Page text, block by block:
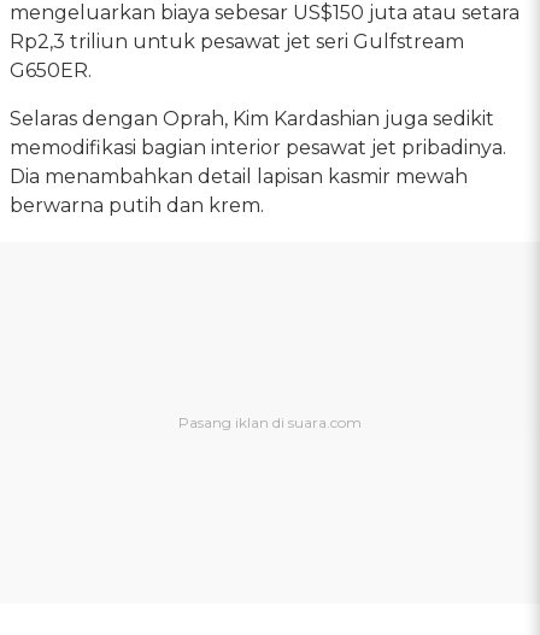
mengeluarkan biaya sebesar US$150 juta atau setara
Rp2,3 triliun untuk pesawat jet seri Gulfstream
G650ER.
Selaras dengan Oprah, Kim Kardashian juga sedikit
memodifikasi bagian interior pesawat jet pribadinya.
Dia menambahkan detail lapisan kasmir mewah
berwarna putih dan krem.